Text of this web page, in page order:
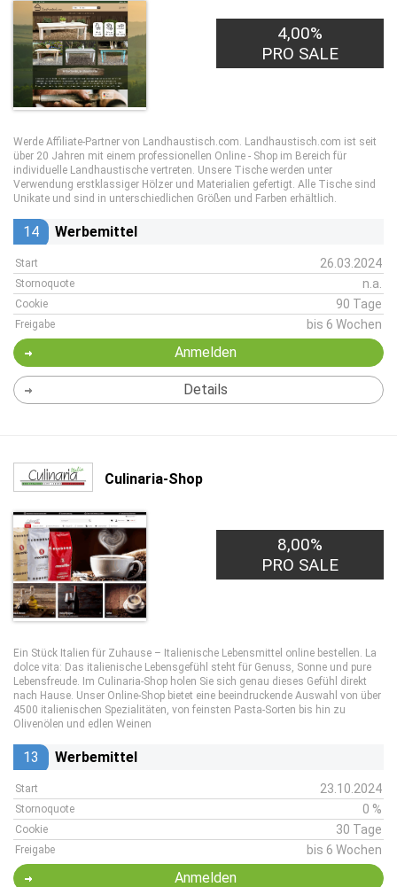
4,00%
PRO SALE
Werde Affiliate-Partner von Landhaustisch.com. Landhaustisch.com ist seit
über 20 Jahren mit einem professionellen Online - Shop im Bereich für
individuelle Landhaustische vertreten. Unsere Tische werden unter
Verwendung erstklassiger Hölzer und Materialien gefertigt. Alle Tische sind
Unikate und sind in unterschiedlichen Größen und Farben erhältlich.
14 Werbemittel
Start 26.03.2024
Stornoquote n.a.
Cookie 90 Tage
Freigabe bis 6 Wochen
Anmelden
Details
Culinaria-Shop
8,00%
PRO SALE
Ein Stück Italien für Zuhause – Italienische Lebensmittel online bestellen. La
dolce vita: Das italienische Lebensgefühl steht für Genuss, Sonne und pure
Lebensfreude. Im Culinaria-Shop holen Sie sich genau dieses Gefühl direkt
nach Hause. Unser Online-Shop bietet eine beeindruckende Auswahl von über
4500 italienischen Spezialitäten, von feinsten Pasta-Sorten bis hin zu
Olivenölen und edlen Weinen
13 Werbemittel
Start 23.10.2024
Stornoquote 0 %
Cookie 30 Tage
Freigabe bis 6 Wochen
Anmelden